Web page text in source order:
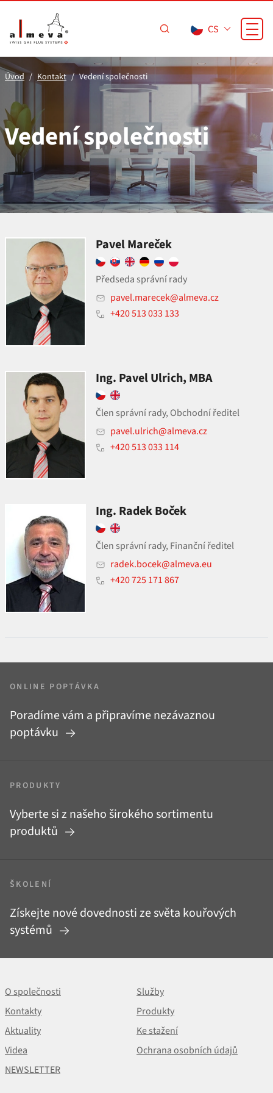
CS
Úvod Kontakt Vedení společnosti
Vedení společnosti
Pavel Mareček
Předseda správní rady
pavel.marecek@almeva.cz
+420 513 033 133
Ing. Pavel Ulrich, MBA
Člen správní rady, Obchodní ředitel
pavel.ulrich@almeva.cz
+420 513 033 114
Ing. Radek Boček
Člen správní rady, Finanční ředitel
radek.bocek@almeva.eu
+420 725 171 867
ONLINE POPTÁVKA
Poradíme vám a připravíme nezávaznou
poptávku
PRODUKTY
Vyberte si z našeho širokého sortimentu
produktů
ŠKOLENÍ
Získejte nové dovednosti ze světa kouřových
systémů
O společnosti
Služby
Kontakty
Produkty
Aktuality
Ke stažení
Videa
Ochrana osobních údajů
NEWSLETTER